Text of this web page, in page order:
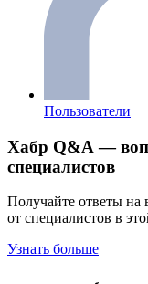
Пользователи
Хабр Q&A —
специалистов
Получайте ответы на
от специалистов в
Узнать больше